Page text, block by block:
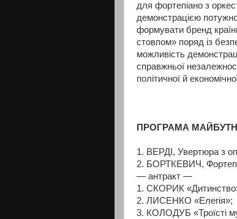
для фортепіано з
демонстрацією
формувати бренд
стовпом» поряд із
можливість
справжньої
політичної й
ПРОГРАМА
1. ВЕРДІ, Увертюра з
2. БОРТКЕВИЧ,
— антракт —
1. СКОРИК «Дитинство»
2. ЛИСЕНКО «Елегія»;
3. КОЛОДУБ «Троїсті